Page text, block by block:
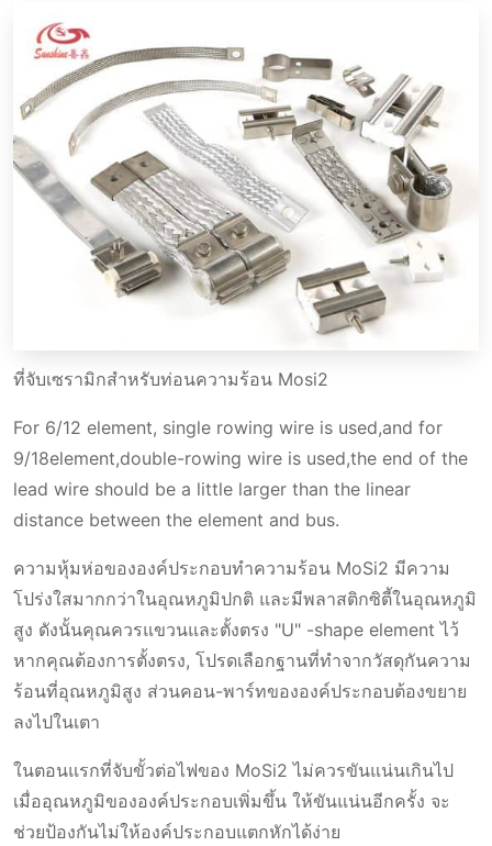
ที่จับเซรามิกสําหรับท่อนความร้อน Mosi2
For 6/12 element, single rowing wire is used,and for
9/18element,double-rowing wire is used,the end of the
lead wire should be a little larger than the linear
distance between the element and bus.
ความหุ้มห่อขององค์ประกอบทำความร้อน MoSi2 มีความ
โปร่งใสมากกว่าในอุณหภูมิปกติ และมีพลาสติกซิตี้ในอุณหภูมิ
สูง ดังนั้นคุณควรแขวนและตั้งตรง "U" -shape element ไว้
หากคุณต้องการตั้งตรง, โปรดเลือกฐานที่ทำจากวัสดุกันความ
ร้อนที่อุณหภูมิสูง ส่วนคอน-พาร์ทขององค์ประกอบต้องขยาย
ลงไปในเตา
ในตอนแรกที่จับขั้วต่อไฟของ MoSi2 ไม่ควรขันแน่นเกินไป
เมื่ออุณหภูมิขององค์ประกอบเพิ่มขึ้น ให้ขันแน่นอีกครั้ง จะ
ช่วยป้องกันไม่ให้องค์ประกอบแตกหักได้ง่าย